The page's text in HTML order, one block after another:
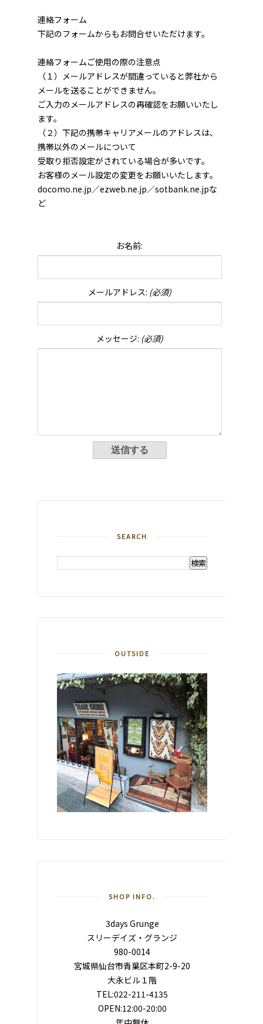
連絡フォーム
下記のフォームからもお問合せいただけます。
連絡フォームご使用の際の注意点
（１）メールアドレスが間違っていると弊社から
メールを送ることができません。
ご入力のメールアドレスの再確認をお願いいたし
ます。
（２）下記の携帯キャリアメールのアドレスは、
携帯以外のメールについて
受取り拒否設定がされている場合が多いです。
お客様のメール設定の変更をお願いいたします。
docomo.ne.jp／ezweb.ne.jp／sotbank.ne.jpな
ど
お名前:
メールアドレス: (必須)
メッセージ: (必須)
SEARCH
OUTSIDE
SHOP INFO.
3days Grunge
スリーデイズ・グランジ
980-0014
宮城県仙台市青葉区本町2-9-20
大永ビル１階
TEL:022-211-4135
OPEN:12:00-20:00